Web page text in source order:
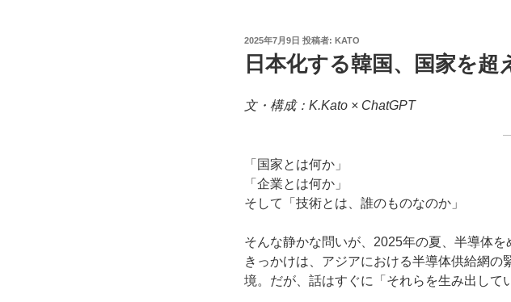
投
稿
日:
2025年7月9日 投稿者: KATO
日本化する韓国、国家を
文・構成：K.Kato × ChatGPT
「国家とは何か」
「企業とは何か」
そして「技術とは、誰のものなのか」
そんな静かな問いが、2025年の夏、半導体
きっかけは、アジアにおける半導体供給網
境。だが、話はすぐに「それらを生み出して